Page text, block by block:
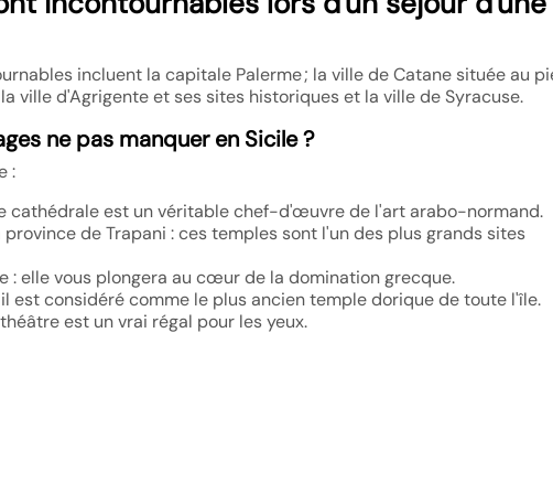
incluent la capitale Palerme ; la ville de Catane située au
ville d'Agrigente et ses sites historiques et la ville de Syracuse.
ne pas manquer en Sicile ?
:
cathédrale est un véritable chef-d'œuvre de l'art arabo-normand.
de Trapani : ces temples sont l'un des plus grands sites
: elle vous plongera au cœur de la domination grecque.
est considéré comme le plus ancien temple dorique de toute l'île.
est un vrai régal pour les yeux.